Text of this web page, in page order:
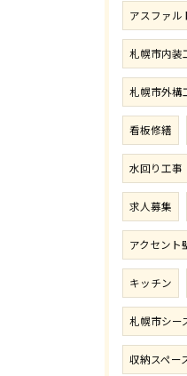
アスファル
札幌市内装
札幌市外構
看板修繕
水回り工事
求人募集
アクセント
キッチン
札幌市シー
収納スペー